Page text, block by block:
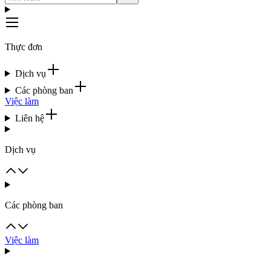
Thực đơn
Dịch vụ
Các phòng ban
Việc làm
Liên hệ
Dịch vụ
Các phòng ban
Việc làm